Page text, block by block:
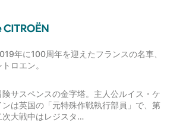
年に100周年を迎えたフランスの名車、
トロエン。
険サスペンスの金字塔。主人公ルイス・ケ
ンは英国の「元特殊作戦執行部員」で、第
次大戦中はレジスタ…